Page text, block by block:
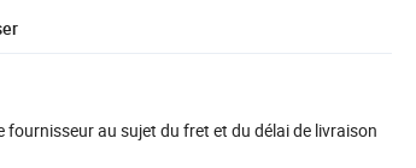
fournisseur au sujet du fret et du délai de livraison